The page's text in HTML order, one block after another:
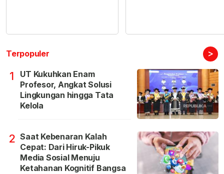
Terpopuler >
1
UT Kukuhkan Enam
Profesor, Angkat Solusi
Lingkungan hingga Tata
Kelola
2 Saat Kebenaran Kalah
Cepat: Dari Hiruk-Pikuk
Media Sosial Menuju
Ketahanan Kognitif Bangsa